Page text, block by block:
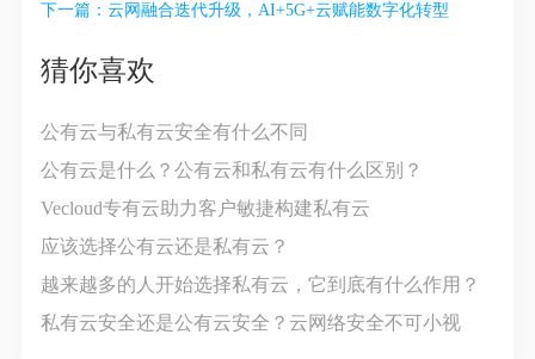
下一篇：云网融合迭代升级，AI+5G+云赋能数字化转型
猜你喜欢
公有云与私有云安全有什么不同
公有云是什么？公有云和私有云有什么区别？
Vecloud专有云助力客户敏捷构建私有云
应该选择公有云还是私有云？
越来越多的人开始选择私有云，它到底有什么作用？
私有云安全还是公有云安全？云网络安全不可小视